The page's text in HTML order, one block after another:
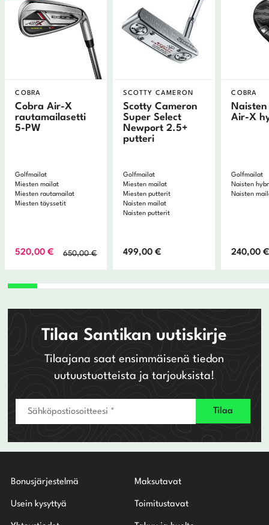
COBRA
Cobra Air-X
rautamailasetti
5-PW
Golfmailat
Miesten mailat
Miesten rautamailat
Miesten täyssetit
650,00€Alkuperäinen
520,00€
Nykyinen
SCOTTY CAMERON
Scotty Cameron
Super Select
Newport 2.5+
putteri
Golfmailat
Miesten mailat
Miesten putterit
Naisten mailat
Naisten putterit
499,00€
COBRA
Air-X
Golfmailat
Naisten
Naisten
240,00€
Tilaa Santikan uutiskirje
Tilaajana saat ensimmäisenä tiedon
uutuustuotteista ja tarjouksista!
Bonusjärjestelmä
Usein kysyttyä
Maksutavat
Toimitustavat